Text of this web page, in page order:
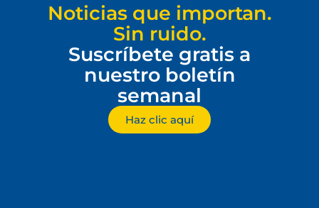
Noticias que importan.
Sin ruido.
Suscríbete gratis a
nuestro boletín
semanal
Haz clic aquí